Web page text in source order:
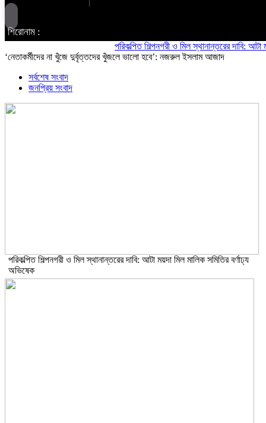
শিরোনাম :
পরিকল্পিত শিল্পনগরী ও মিল স্থানান্তরের দাবি: আটা ময়দা
‘নেতাকর্মীদের না খুঁজে দুর্বৃত্তদের খুঁজলে ভালো হবে’: নজরুল ইসলাম আজাদ
সর্বশেষ সংবাদ
জনপ্রিয় সংবাদ
পরিকল্পিত শিল্পনগরী ও মিল স্থানান্তরের দাবি: আটা ময়দা মিল মালিক সমিতির বর্ণাঢ্য
অভিষেক